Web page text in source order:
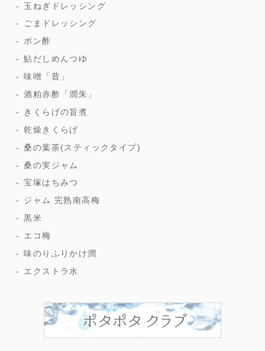
玉ねぎドレッシング
ごまドレッシング
ポン酢
鮎だしめんつゆ
味噌「昔」
酒粕赤酢「潤朱」
きくらげの旨煮
乾燥きくらげ
桑の葉茶(スティックタイプ)
桑の実ジャム
宝塚はちみつ
ジャム 完熟南高梅
黒米
エコ梅
味のりふりかけ潤
エクストラ水